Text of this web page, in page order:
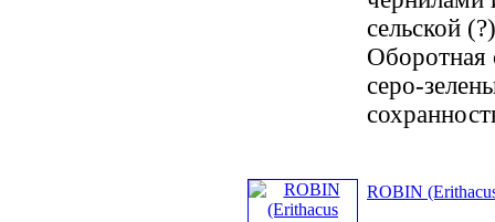
сельской
Оборотная
серо-
ROBIN